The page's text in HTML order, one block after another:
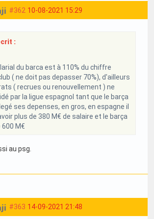
#362 10-08-2021 15:29
:
du barca est à 110% du chiffre
( ne doit pas depasser 70%), d'ailleurs
( recrues ou renouvellement ) ne
par la ligue espagnol tant que le barça
ses depenses, en gros, en espagne il
plus de 380 M€ de salaire et le barça
600 M€
au psg.
#363 14-09-2021 21:48